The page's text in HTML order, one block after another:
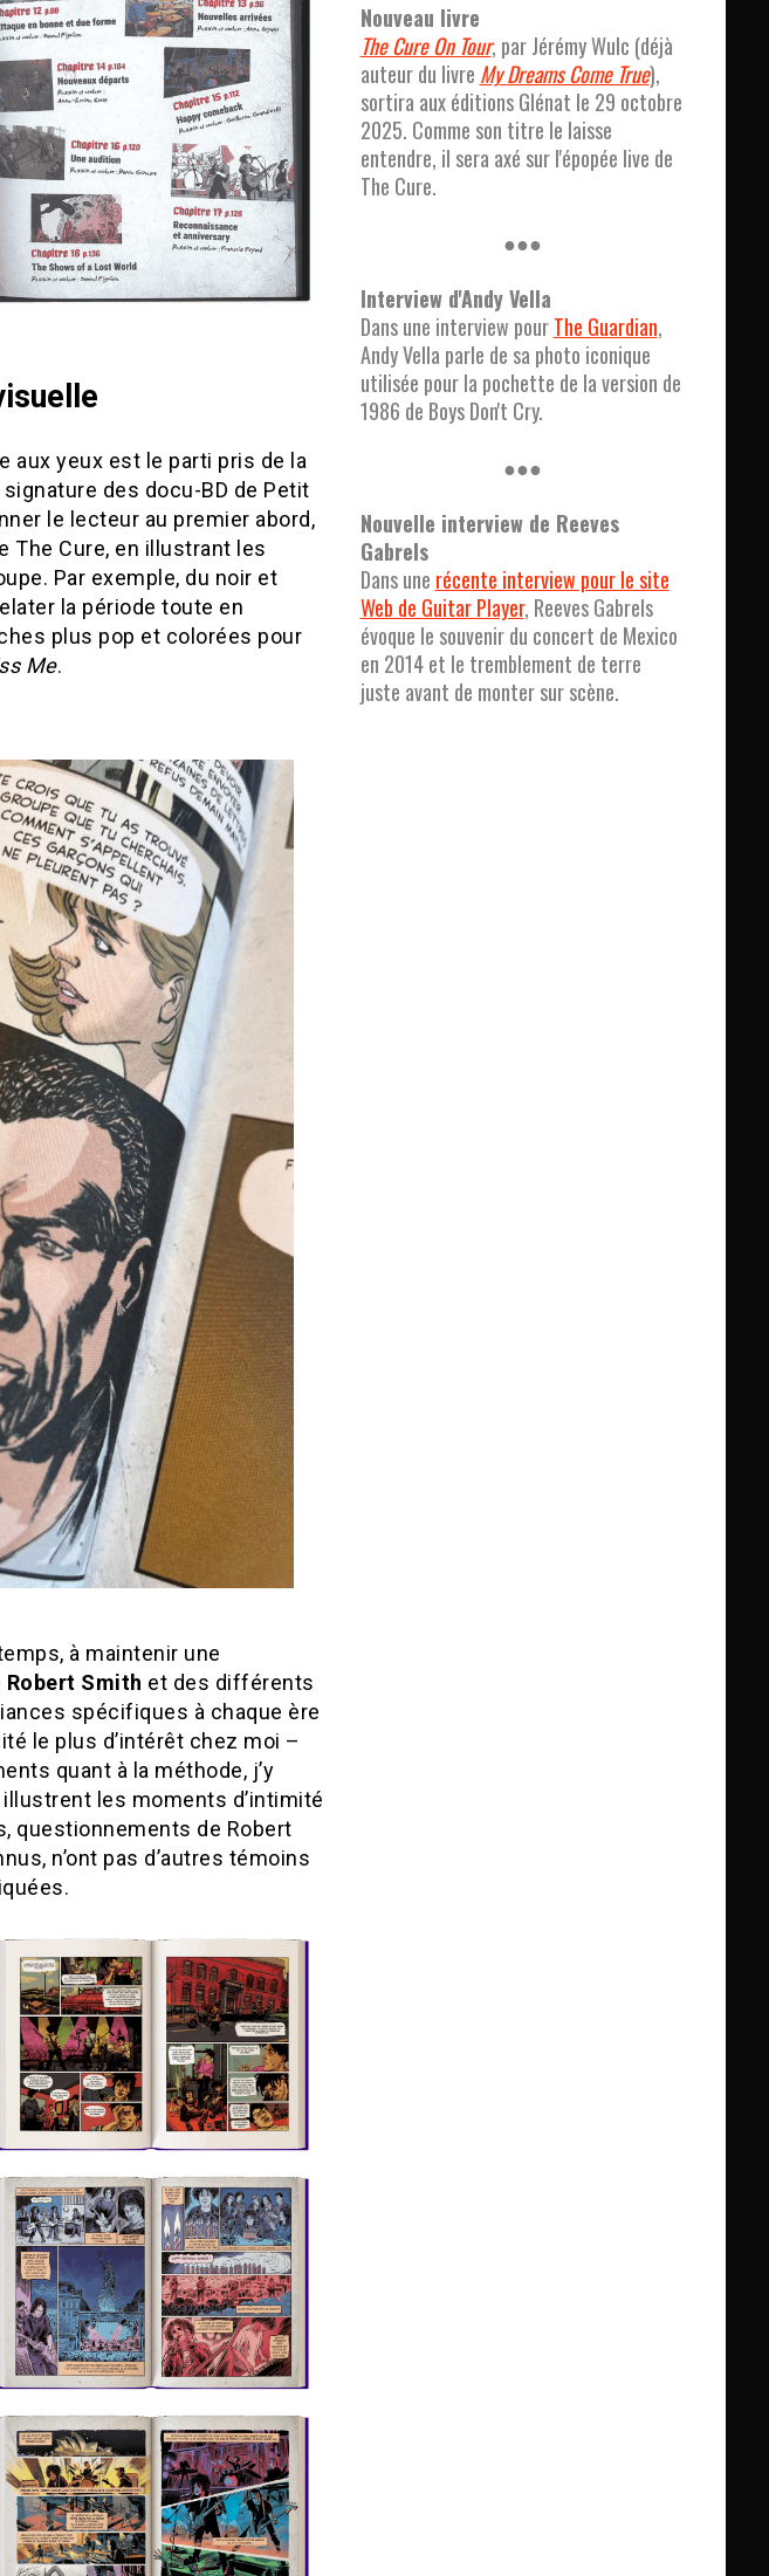
aux yeux est le parti pris de la
des docu-BD de Petit
le lecteur au premier abord,
The Cure, en illustrant les
Par exemple, du noir et
la période toute en
plus pop et colorées pour
Me.
à maintenir une
Robert Smith et des différents
spécifiques à chaque ère
le plus d’intérêt chez moi –
quant à la méthode, j’y
les moments d’intimité
questionnements de Robert
n’ont pas d’autres témoins
Nouveau livre
The Cure On Tour, par Jérémy Wulc (déjà
auteur du livre My Dreams Come True),
sortira aux éditions Glénat le 29 octobre
2025. Comme son titre le laisse
entendre, il sera axé sur l'épopée live de
The Cure.
●●●
Interview d'Andy Vella
Dans une interview pourThe Guardian,
Andy Vella parle de sa photo iconique
utilisée pour la pochette de la version de
1986 de Boys Don't Cry.
●●●
Nouvelle interview de Reeves
Gabrels
Dans une récente interview pour le site
Web de Guitar Player, Reeves Gabrels
évoque le souvenir du concert de Mexico
en 2014 et le tremblement de terre
juste avant de monter sur scène.